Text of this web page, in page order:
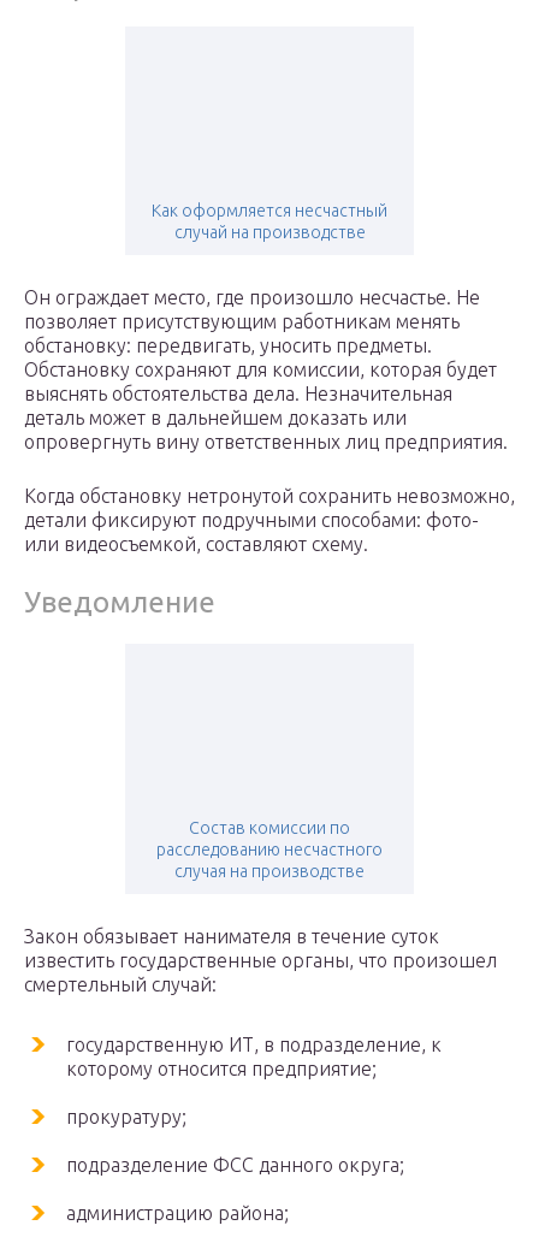
Как оформляется несчастный
случай на производстве
Он ограждает место, где произошло несчастье. Не
позволяет присутствующим работникам менять
обстановку: передвигать, уносить предметы.
Обстановку сохраняют для комиссии, которая будет
выяснять обстоятельства дела. Незначительная
деталь может в дальнейшем доказать или
опровергнуть вину ответственных лиц предприятия.
Когда обстановку нетронутой сохранить невозможно,
детали фиксируют подручными способами: фото-
или видеосъемкой, составляют схему.
Уведомление
Состав комиссии по
расследованию несчастного
случая на производстве
Закон обязывает нанимателя в течение суток
известить государственные органы, что произошел
смертельный случай:
государственную ИТ, в подразделение, к
которому относится предприятие;
прокуратуру;
подразделение ФСС данного округа;
администрацию района;